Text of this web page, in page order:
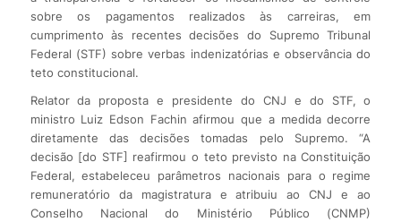
sobre os pagamentos realizados às carreiras, em
cumprimento às recentes decisões do Supremo Tribunal
Federal (STF) sobre verbas indenizatórias e observância do
teto constitucional.
Relator da proposta e presidente do CNJ e do STF, o
ministro Luiz Edson Fachin afirmou que a medida decorre
diretamente das decisões tomadas pelo Supremo. “A
decisão [do STF] reafirmou o teto previsto na Constituição
Federal, estabeleceu parâmetros nacionais para o regime
remuneratório da magistratura e atribuiu ao CNJ e ao
Conselho Nacional do Ministério Público (CNMP)